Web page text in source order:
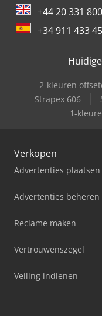
+44 20 331
+34 911 433
2-kleuren
Strapex 606
1-
Verkopen
Advertenties plaatsen
Advertenties beheren
Reclame maken
Vertrouwenszegel
Veiling indienen